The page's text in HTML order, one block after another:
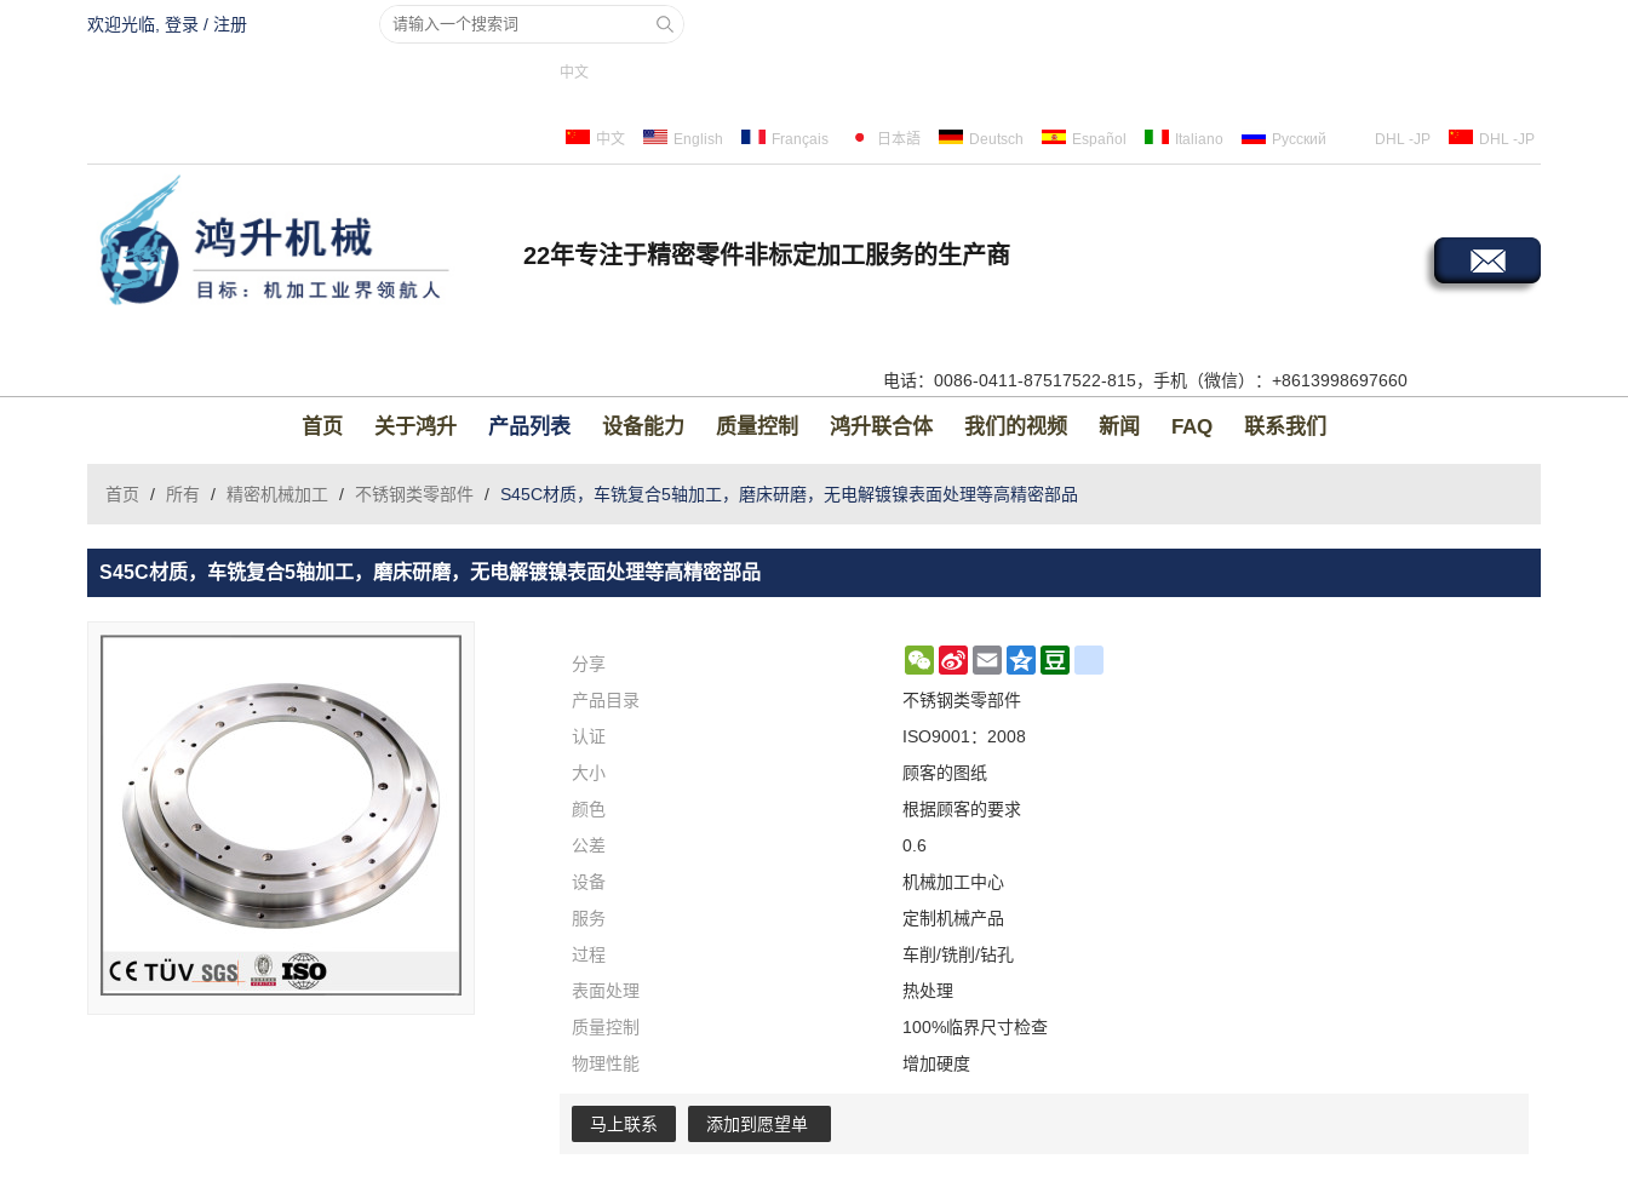
欢迎光临, 登录 / 注册
中文
中文 English Français 日本語 Deutsch Español Italiano Русский DHL -JP DHL -JP
22年专注于精密零件非标定加工服务的生产商
电话：0086-0411-87517522-815，手机（微信）：+8613998697660
首页 关于鸿升 产品列表 设备能力 质量控制 鸿升联合体 我们的视频 新闻 FAQ 联系我们
首页 / 所有 / 精密机械加工 / 不锈钢类零部件 / S45C材质，车铣复合5轴加工，磨床研磨，无电解镀镍表面处理等高精密部品
S45C材质，车铣复合5轴加工，磨床研磨，无电解镀镍表面处理等高精密部品
分享 WeChat
Sina
Weibo
Email Qzone
产品目录
不锈钢类零部件
认证
ISO9001：2008
大小
顾客的图纸
颜色
根据顾客的要求
公差
0.6
设备
机械加工中心
服务
定制机械产品
过程
车削/铣削/钻孔
表面处理
热处理
质量控制
100%临界尺寸检查
物理性能
增加硬度
马上联系 添加到愿望单